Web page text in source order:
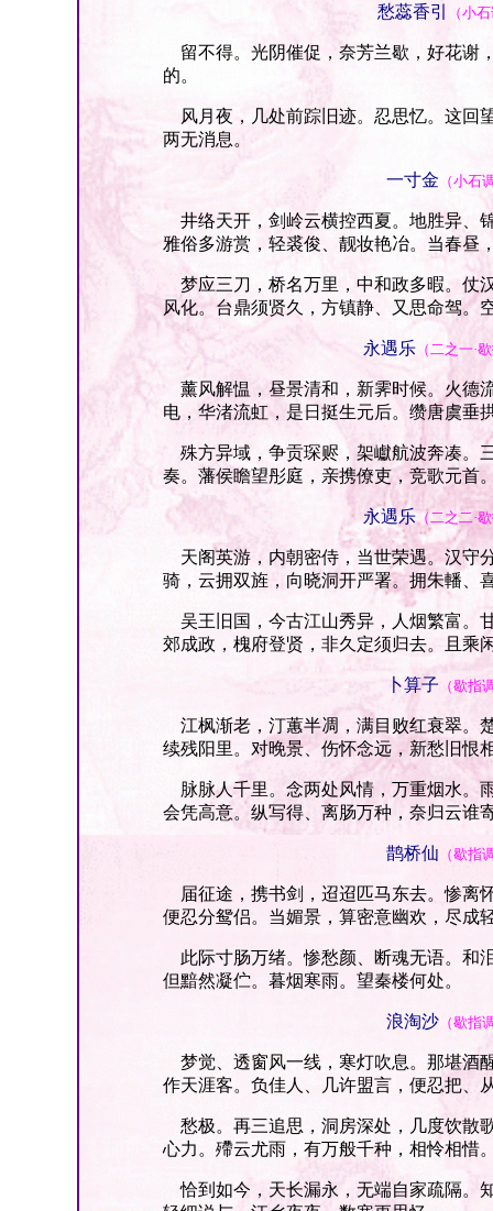
愁蕊香引 （小
留不得。光阴催促，奈芳兰歇，好花谢
的。
风月夜，几处前踪旧迹。忍思忆。这回
两无消息。
一寸金 （小石
井络天开，剑岭云横控西夏。地胜异、
雅俗多游赏，轻裘俊、靓妆艳冶。当春昼
梦应三刀，桥名万里，中和政多暇。仗
风化。台鼎须贤久，方镇静、又思命驾。
永遇乐（二之一·
薰风解愠，昼景清和，新霁时候。火德
电，华渚流虹，是日挺生元后。缵唐虞垂
殊方异域，争贡琛赆，架巘航波奔凑。
奏。藩侯瞻望彤庭，亲携僚吏，竞歌元首
永遇乐（二之二·
天阁英游，内朝密侍，当世荣遇。汉守
骑，云拥双旌，向晓洞开严署。拥朱轓、
吴王旧国，今古江山秀异，人烟繁富。
郊成政，槐府登贤，非久定须归去。且乘
卜算子 （歇指
江枫渐老，汀蕙半凋，满目败红衰翠。
续残阳里。对晚景、伤怀念远，新愁旧恨
脉脉人千里。念两处风情，万重烟水。
会凭高意。纵写得、离肠万种，奈归云谁
鹊桥仙 （歇指
届征途，携书剑，迢迢匹马东去。惨离
便忍分鸳侣。当媚景，算密意幽欢，尽成
此际寸肠万绪。惨愁颜、断魂无语。和
但黯然凝伫。暮烟寒雨。望秦楼何处。
浪淘沙 （歇指
梦觉、透窗风一线，寒灯吹息。那堪酒
作天涯客。负佳人、几许盟言，便忍把、
愁极。再三追思，洞房深处，几度饮散
心力。殢云尤雨，有万般千种，相怜相惜
恰到如今，天长漏永，无端自家疏隔。